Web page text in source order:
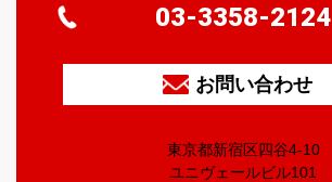
03-3358-2124
お問い合わせ
東京都新宿区四谷4-10
ユニヴェールビル101